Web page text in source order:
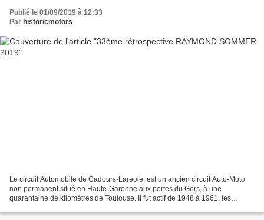
Publié le 01/09/2019 à 12:33
Par historicmotors
Le circuit Automobile de Cadours-Lareole, est un ancien circuit Auto-Moto
non permanent situé en Haute-Garonne aux portes du Gers, à une
quarantaine de kilomètres de Toulouse. Il fut actif de 1948 à 1961, les